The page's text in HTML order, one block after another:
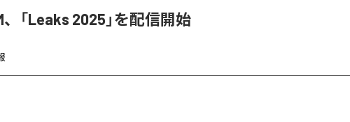
、「Leaks 2025」を配信開始